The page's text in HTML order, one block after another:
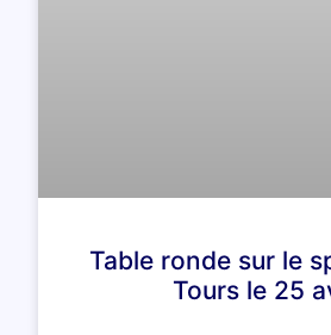
Table ronde sur le
Tours le 25